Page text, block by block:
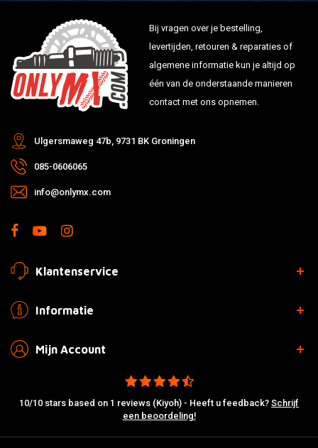
Bij vragen over je bestelling,
levertijden, retouren & reparaties of
algemene informatie kun je altijd op
één van de onderstaande manieren
contact met ons opnemen.
Ulgersmaweg 47b, 9731 BK Groningen
085-0606065
info@onlymx.com
Klantenservice
Informatie
Mijn Account
10/10 stars based on 1 reviews (Kiyoh) - Heeft u feedback? Schrijf
een beoordeling!